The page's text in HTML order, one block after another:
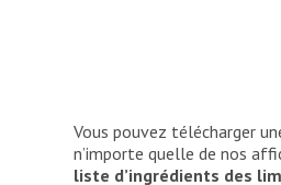
Vous pouvez télécharger
n’importe quelle de nos
liste d’ingrédients des